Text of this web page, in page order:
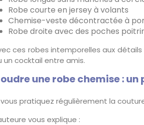
Robe courte en jersey à volants
Chemise-veste décontractée à
Robe droite avec des poches
ces robes intemporelles aux
un cocktail entre amis.
une robe chemise :
vous pratiquez régulièrement la
vous explique :